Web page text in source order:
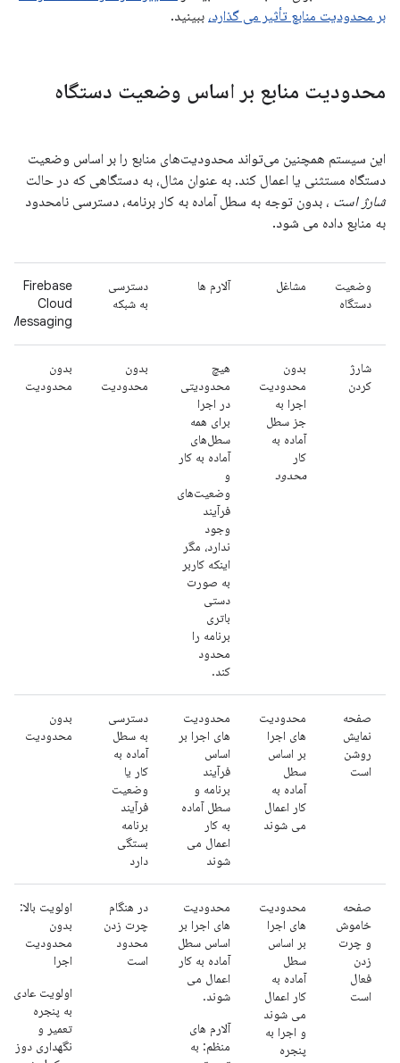
بر محدودیت منابع تأثیر می گذارد، ببینید.
محدودیت منابع بر اساس وضعیت دستگاه
این سیستم همچنین می‌تواند محدودیت‌های منابع را بر اساس وضعیت
دستگاه مستثنی یا اعمال کند. به عنوان مثال، به دستگاهی که در حالت
شارژ است ، بدون توجه به سطل آماده به کار برنامه، دسترسی نامحدود
به منابع داده می شود.
وضعیت
دستگاه
مشاغل آلارم ها
دسترسی
به شبکه
Firebase
Cloud
Messaging
شارژ
کردن
بدون
محدودیت
اجرا به
جز سطل
آماده به
کار
محدود
هیچ
محدودیتی
در اجرا
برای همه
سطل‌های
آماده به کار
و
وضعیت‌های
فرآیند
وجود
ندارد، مگر
اینکه کاربر
به صورت
دستی
باتری
برنامه را
محدود
کند.
بدون
محدودیت
بدون
محدودیت
صفحه
نمایش
روشن
است
محدودیت
های اجرا
بر اساس
سطل
آماده به
کار اعمال
می شوند
محدودیت
های اجرا بر
اساس
فرآیند
برنامه و
سطل آماده
به کار
اعمال می
شوند
دسترسی
به سطل
آماده به
کار یا
وضعیت
فرآیند
برنامه
بستگی
دارد
بدون
محدودیت
صفحه
خاموش
و چرت
زدن
فعال
است
محدودیت
های اجرا
بر اساس
سطل
آماده به
کار اعمال
می شوند
و اجرا به
پنجره
محدودیت
های اجرا بر
اساس سطل
آماده به کار
اعمال می
شوند.
آلارم های
منظم: به
در هنگام
چرت زدن
محدود
است
اولویت بالا:
بدون
محدودیت
اجرا
اولویت عادی:
به پنجره
تعمیر و
نگهداری دوز